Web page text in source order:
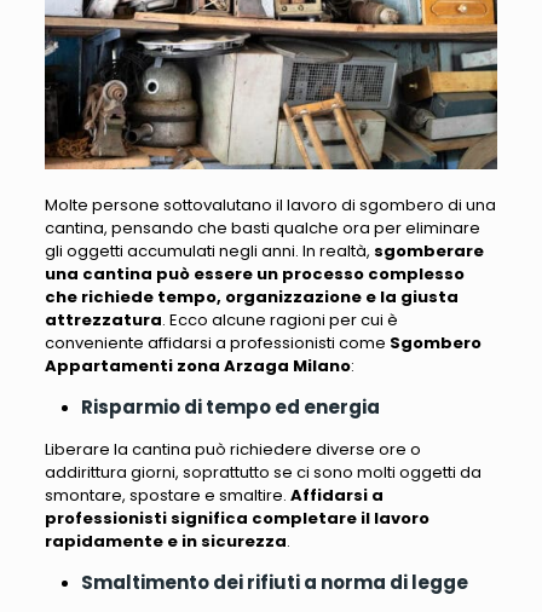
Molte persone sottovalutano il lavoro di sgombero di una
cantina, pensando che basti qualche ora per eliminare
gli oggetti accumulati negli anni. In realtà, sgomberare
una cantina può essere un processo complesso
che richiede tempo, organizzazione e la giusta
attrezzatura. Ecco alcune ragioni per cui è
conveniente affidarsi a professionisti come Sgombero
Appartamenti zona Arzaga Milano:
Risparmio di tempo ed energia
Liberare la cantina può richiedere diverse ore o
addirittura giorni, soprattutto se ci sono molti oggetti da
smontare, spostare e smaltire. Affidarsi a
professionisti significa completare il lavoro
rapidamente e in sicurezza.
Smaltimento dei rifiuti a norma di legge